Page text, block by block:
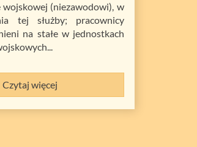
wojskowej (niezawodowi), w
tej służby; pracownicy
na stałe w jednostkach
Czytaj więcej